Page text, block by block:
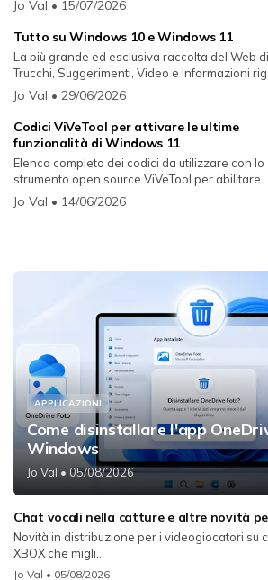
Jo Val • 15/07/2026
Tutto su Windows 10 e Windows 11
La più grande ed esclusiva raccolta del Web di
Trucchi, Suggerimenti, Video e Informazioni rig...
Jo Val • 29/06/2026
Codici ViVeTool per attivare le ultime
funzionalità di Windows 11
Elenco completo dei codici da utilizzare con lo
strumento open source ViVeTool per abilitare
funzion...
Jo Val • 14/06/2026
APPLICAZIONI
Come disinstallare l'app
Windows
Jo Val • 05/08/2026
Chat vocali nella catture e altre novità
Novità in distribuzione per i videogiocatori su
XBOX che migli...
Jo Val • 05/08/2026